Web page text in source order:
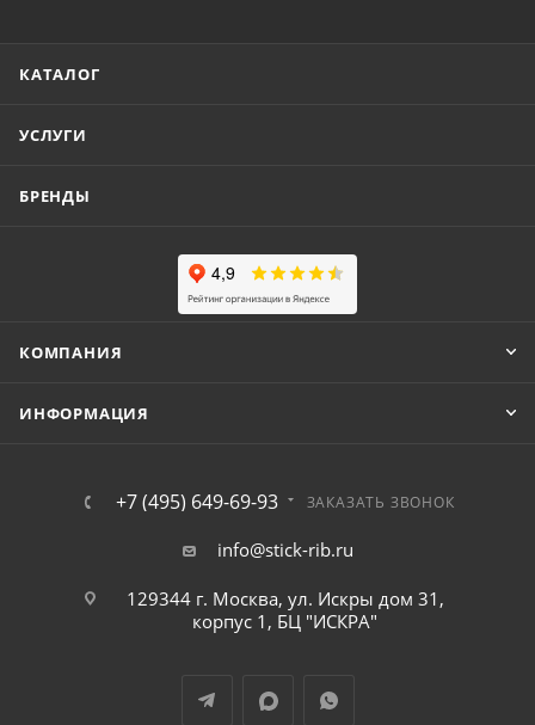
КАТАЛОГ
УСЛУГИ
БРЕНДЫ
КОМПАНИЯ
ИНФОРМАЦИЯ
+7 (495) 649-69-93 ЗАКАЗАТЬ ЗВОНОК
info@stick-rib.ru
129344 г. Москва, ул. Искры дом 31,
корпус 1, БЦ "ИСКРА"